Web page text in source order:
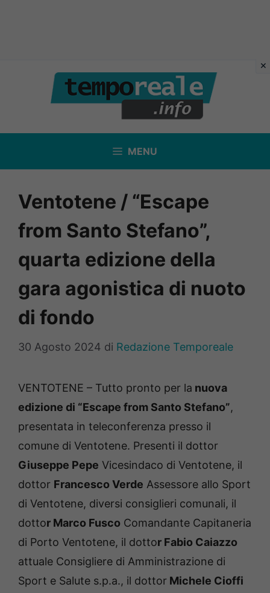
contenuto
MENU
Ventotene / “Escape
from Santo Stefano”,
quarta edizione della
gara agonistica di nuoto
di fondo
30 Agosto 2024 di Redazione Temporeale
VENTOTENE – Tutto pronto per la nuova
edizione di “Escape from Santo Stefano”,
presentata in teleconferenza presso il
comune di Ventotene. Presenti il dottor
Giuseppe Pepe Vicesindaco di Ventotene, il
dottor Francesco Verde Assessore allo Sport
di Ventotene, diversi consiglieri comunali, il
dottor Marco Fusco Comandante Capitaneria
di Porto Ventotene, il dottor Fabio Caiazzo
attuale Consigliere di Amministrazione di
Sport e Salute s.p.a., il dottor Michele Cioffi